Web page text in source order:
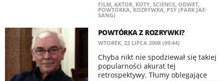
FILM, AKTOR, KOTY, SCIENCE, ODWET,
POWTÓRKA,ROZRYWKA, PSY (PARK JAE-
SANG)
POWTÓRKA Z ROZRYWKI?
WTOREK, 22 LIPCA 2008 (09:44)
Chyba nikt nie spodziewał się takiej
popularności akurat tej
retrospektywy. Tłumy oblegające